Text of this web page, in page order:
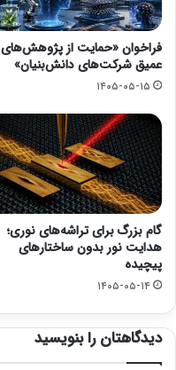
فراخوان «حمایت از پژوهش‌های
عمیق شرکت‌های دانش‌بنیان»
۱۴۰۵-۰۵-۱۵
گام بزرگ برای تراشه‌های نوری؛
هدایت نور بدون ساختارهای
پیچیده
۱۴۰۵-۰۵-۱۴
دیدگاهتان را بنویسید